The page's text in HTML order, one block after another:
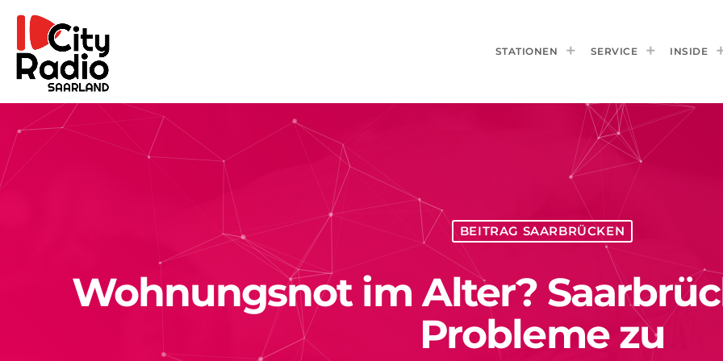
STATIONEN SERVICE INSIDE
BEITRAG SAARBRÜCKEN
Wohnungsnot im Alter?
Probleme zu